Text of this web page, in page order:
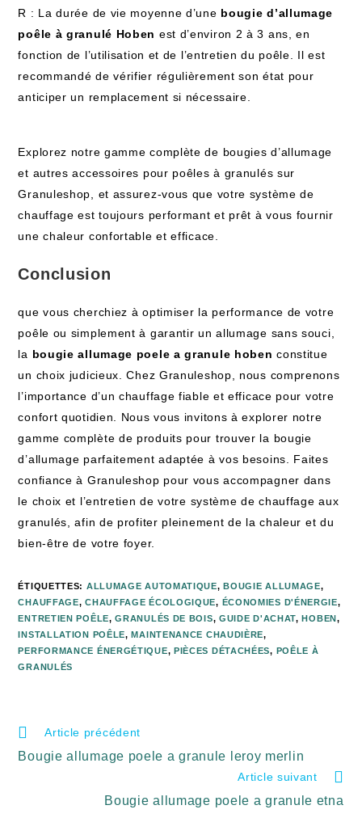
R : La durée de vie moyenne d’une bougie d’allumage
poêle à granulé Hoben est d’environ 2 à 3 ans, en
fonction de l’utilisation et de l’entretien du poêle. Il est
recommandé de vérifier régulièrement son état pour
anticiper un remplacement si nécessaire.
Explorez notre gamme complète de bougies d’allumage
et autres accessoires pour poêles à granulés sur
Granuleshop, et assurez-vous que votre système de
chauffage est toujours performant et prêt à vous fournir
une chaleur confortable et efficace.
Conclusion
que vous cherchiez à optimiser la performance de votre
poêle ou simplement à garantir un allumage sans souci,
la bougie allumage poele a granule hoben constitue
un choix judicieux. Chez Granuleshop, nous comprenons
l’importance d’un chauffage fiable et efficace pour votre
confort quotidien. Nous vous invitons à explorer notre
gamme complète de produits pour trouver la bougie
d’allumage parfaitement adaptée à vos besoins. Faites
confiance à Granuleshop pour vous accompagner dans
le choix et l’entretien de votre système de chauffage aux
granulés, afin de profiter pleinement de la chaleur et du
bien-être de votre foyer.
ÉTIQUETTES: ALLUMAGE AUTOMATIQUE, BOUGIE ALLUMAGE,
CHAUFFAGE, CHAUFFAGE ÉCOLOGIQUE, ÉCONOMIES D'ÉNERGIE,
ENTRETIEN POÊLE, GRANULÉS DE BOIS, GUIDE D'ACHAT, HOBEN,
INSTALLATION POÊLE, MAINTENANCE CHAUDIÈRE,
PERFORMANCE ÉNERGÉTIQUE, PIÈCES DÉTACHÉES, POÊLE À
GRANULÉS
Article précédent
Bougie allumage poele a granule leroy merlin
Article suivant
Bougie allumage poele a granule etna